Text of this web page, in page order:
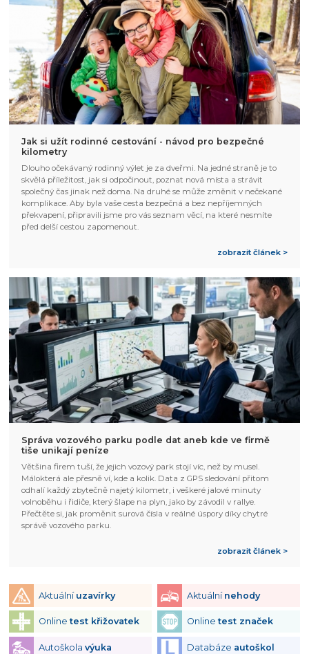
Jak si užít rodinné cestování - návod pro bezpečné
kilometry
Dlouho očekávaný rodinný výlet je za dveřmi. Na jedné straně je to
skvělá příležitost, jak si odpočinout, poznat nová místa a strávit
společný čas jinak než doma. Na druhé se může změnit v nečekané
komplikace. Aby byla vaše cesta bezpečná a bez nepříjemných
překvapení, připravili jsme pro vás seznam věcí, na které nesmíte
před delší cestou zapomenout.
zobrazit článek >
Správa vozového parku podle dat aneb kde ve firmě
tiše unikají peníze
Většina firem tuší, že jejich vozový park stojí víc, než by musel.
Málokterá ale přesně ví, kde a kolik. Data z GPS sledování přitom
odhalí každý zbytečně najetý kilometr, i veškeré jalové minuty
volnoběhu i řidiče, který šlape na plyn, jako by závodil v rallye.
Přečtěte si, jak proměnit surová čísla v reálné úspory díky chytré
správě vozového parku.
zobrazit článek >
Aktuální uzavírky Aktuální nehody
Onlinetest křižovatek Onlinetest značek
Autoškola výuka Databáze autoškol